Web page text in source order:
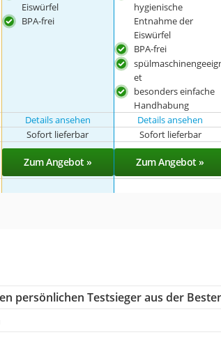
Eiswürfel
BPA-frei
hygienische
Entnahme der
Eiswürfel
BPA-frei
et
besonders einfache
Handhabung
Details ansehen Details ansehen
Sofort lieferbar Sofort lieferbar
Zum Angebot » Zum Angebot »
persönlichen Testsieger aus der